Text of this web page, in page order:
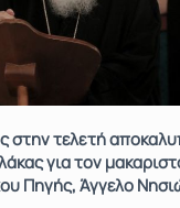
στην τελετή
για τον
Πηγής, Άγγελο